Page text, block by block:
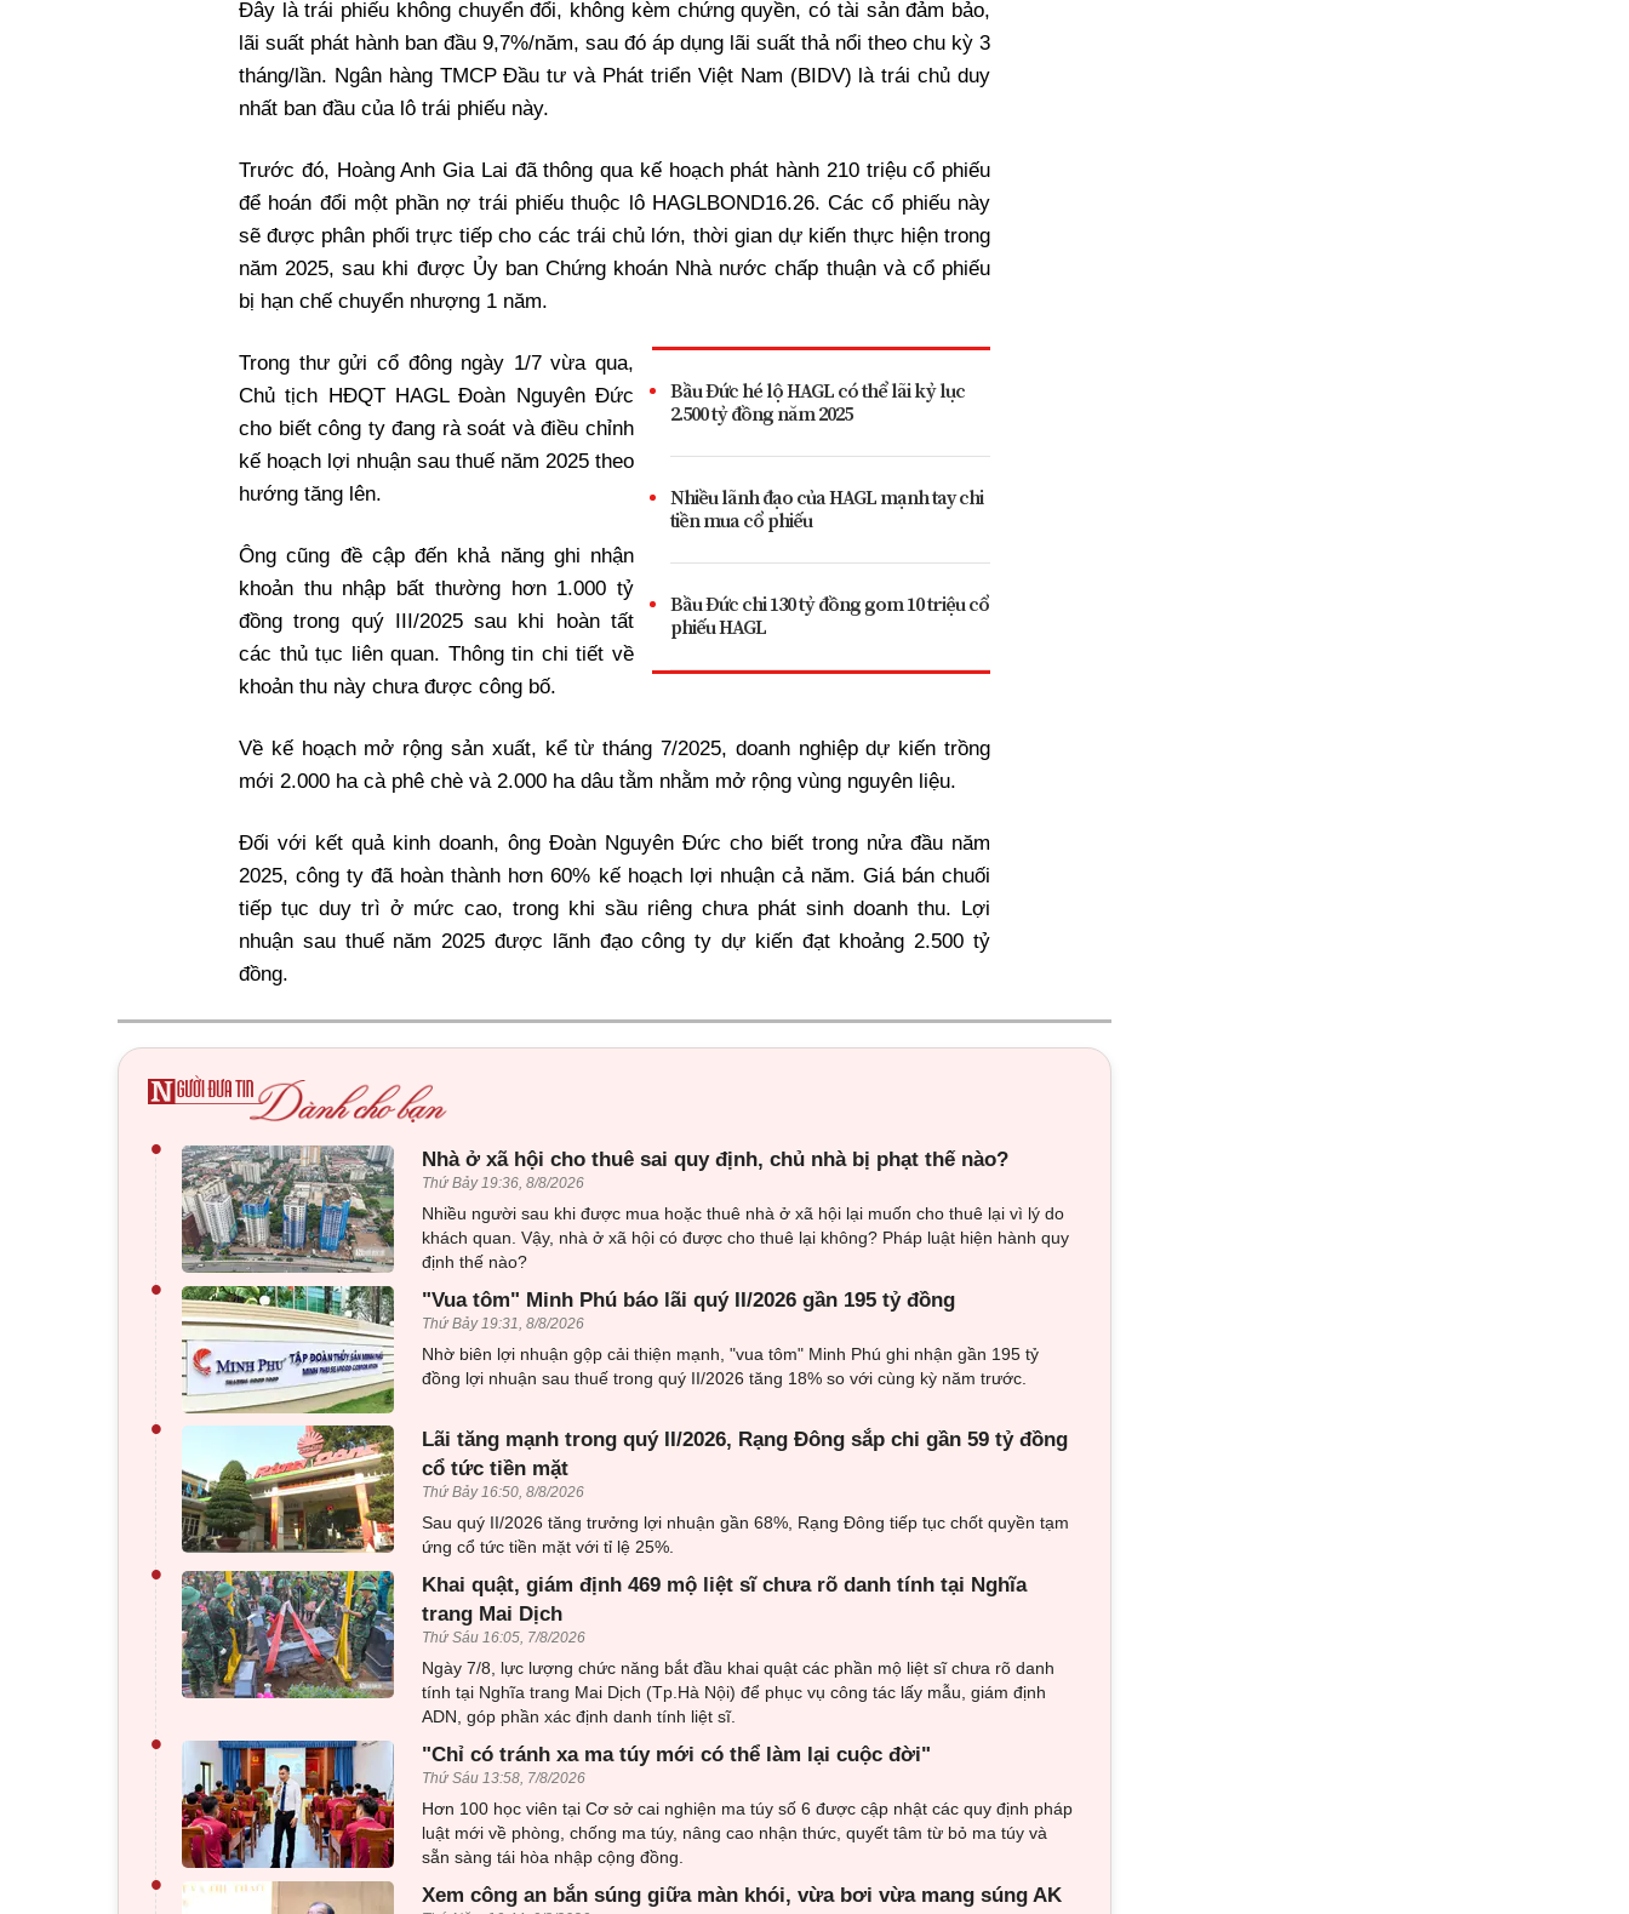
Đây là trái phiếu không chuyển đổi, không kèm chứng quyền, có tài sản đảm bảo,
lãi suất phát hành ban đầu 9,7%/năm, sau đó áp dụng lãi suất thả nổi theo chu kỳ 3
tháng/lần. Ngân hàng TMCP Đầu tư và Phát triển Việt Nam (BIDV) là trái chủ duy
nhất ban đầu của lô trái phiếu này.
Trước đó, Hoàng Anh Gia Lai đã thông qua kế hoạch phát hành 210 triệu cổ phiếu
để hoán đổi một phần nợ trái phiếu thuộc lô HAGLBOND16.26. Các cổ phiếu này
sẽ được phân phối trực tiếp cho các trái chủ lớn, thời gian dự kiến thực hiện trong
năm 2025, sau khi được Ủy ban Chứng khoán Nhà nước chấp thuận và cổ phiếu
bị hạn chế chuyển nhượng 1 năm.
Bầu Đức hé lộ HAGL có thể lãi kỷ lục
2.500 tỷ đồng năm 2025
Nhiều lãnh đạo của HAGL mạnh tay chi
tiền mua cổ phiếu
Bầu Đức chi 130 tỷ đồng gom 10 triệu cổ
phiếu HAGL
Trong thư gửi cổ đông ngày 1/7 vừa qua,
Chủ tịch HĐQT HAGL Đoàn Nguyên Đức
cho biết công ty đang rà soát và điều chỉnh
kế hoạch lợi nhuận sau thuế năm 2025 theo
hướng tăng lên.
Ông cũng đề cập đến khả năng ghi nhận
khoản thu nhập bất thường hơn 1.000 tỷ
đồng trong quý III/2025 sau khi hoàn tất
các thủ tục liên quan. Thông tin chi tiết về
khoản thu này chưa được công bố.
Về kế hoạch mở rộng sản xuất, kể từ tháng 7/2025, doanh nghiệp dự kiến trồng
mới 2.000 ha cà phê chè và 2.000 ha dâu tằm nhằm mở rộng vùng nguyên liệu.
Đối với kết quả kinh doanh, ông Đoàn Nguyên Đức cho biết trong nửa đầu năm
2025, công ty đã hoàn thành hơn 60% kế hoạch lợi nhuận cả năm. Giá bán chuối
tiếp tục duy trì ở mức cao, trong khi sầu riêng chưa phát sinh doanh thu. Lợi
nhuận sau thuế năm 2025 được lãnh đạo công ty dự kiến đạt khoảng 2.500 tỷ
đồng.
• Nhà ở xã hội cho thuê sai quy định, chủ nhà bị phạt thế nào?
Thứ Bảy 19:36, 8/8/2026
Nhiều người sau khi được mua hoặc thuê nhà ở xã hội lại muốn cho thuê lại vì lý do
khách quan. Vậy, nhà ở xã hội có được cho thuê lại không? Pháp luật hiện hành quy
định thế nào?
• "Vua tôm" Minh Phú báo lãi quý II/2026 gần 195 tỷ đồng
Thứ Bảy 19:31, 8/8/2026
Nhờ biên lợi nhuận gộp cải thiện mạnh, "vua tôm" Minh Phú ghi nhận gần 195 tỷ
đồng lợi nhuận sau thuế trong quý II/2026 tăng 18% so với cùng kỳ năm trước.
•
Lãi tăng mạnh trong quý II/2026, Rạng Đông sắp chi gần 59 tỷ đồng
cổ tức tiền mặt
Thứ Bảy 16:50, 8/8/2026
Sau quý II/2026 tăng trưởng lợi nhuận gần 68%, Rạng Đông tiếp tục chốt quyền tạm
ứng cổ tức tiền mặt với tỉ lệ 25%.
•
Khai quật, giám định 469 mộ liệt sĩ chưa rõ danh tính tại Nghĩa
trang Mai Dịch
Thứ Sáu 16:05, 7/8/2026
Ngày 7/8, lực lượng chức năng bắt đầu khai quật các phần mộ liệt sĩ chưa rõ danh
tính tại Nghĩa trang Mai Dịch (Tp.Hà Nội) để phục vụ công tác lấy mẫu, giám định
ADN, góp phần xác định danh tính liệt sĩ.
• "Chỉ có tránh xa ma túy mới có thể làm lại cuộc đời"
Thứ Sáu 13:58, 7/8/2026
Hơn 100 học viên tại Cơ sở cai nghiện ma túy số 6 được cập nhật các quy định pháp
luật mới về phòng, chống ma túy, nâng cao nhận thức, quyết tâm từ bỏ ma túy và
sẵn sàng tái hòa nhập cộng đồng.
• Xem công an bắn súng giữa màn khói, vừa bơi vừa mang súng AK